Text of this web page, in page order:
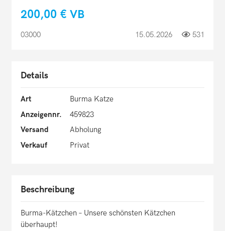
200,00 € VB
03000 15.05.2026 531
Details
Art
Burma Katze
Anzeigennr.
459823
Versand
Abholung
Verkauf
Privat
Beschreibung
Burma-Kätzchen – Unsere schönsten Kätzchen
überhaupt!